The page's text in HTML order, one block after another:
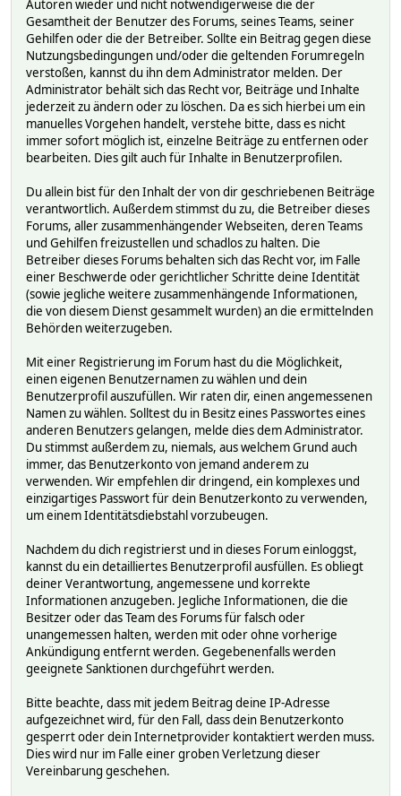
Autoren wieder und nicht notwendigerweise die der
Gesamtheit der Benutzer des Forums, seines Teams, seiner
Gehilfen oder die der Betreiber. Sollte ein Beitrag gegen diese
Nutzungsbedingungen und/oder die geltenden Forumregeln
verstoßen, kannst du ihn dem Administrator melden. Der
Administrator behält sich das Recht vor, Beiträge und Inhalte
jederzeit zu ändern oder zu löschen. Da es sich hierbei um ein
manuelles Vorgehen handelt, verstehe bitte, dass es nicht
immer sofort möglich ist, einzelne Beiträge zu entfernen oder
bearbeiten. Dies gilt auch für Inhalte in Benutzerprofilen.
Du allein bist für den Inhalt der von dir geschriebenen Beiträge
verantwortlich. Außerdem stimmst du zu, die Betreiber dieses
Forums, aller zusammenhängender Webseiten, deren Teams
und Gehilfen freizustellen und schadlos zu halten. Die
Betreiber dieses Forums behalten sich das Recht vor, im Falle
einer Beschwerde oder gerichtlicher Schritte deine Identität
(sowie jegliche weitere zusammenhängende Informationen,
die von diesem Dienst gesammelt wurden) an die ermittelnden
Behörden weiterzugeben.
Mit einer Registrierung im Forum hast du die Möglichkeit,
einen eigenen Benutzernamen zu wählen und dein
Benutzerprofil auszufüllen. Wir raten dir, einen angemessenen
Namen zu wählen. Solltest du in Besitz eines Passwortes eines
anderen Benutzers gelangen, melde dies dem Administrator.
Du stimmst außerdem zu, niemals, aus welchem Grund auch
immer, das Benutzerkonto von jemand anderem zu
verwenden. Wir empfehlen dir dringend, ein komplexes und
einzigartiges Passwort für dein Benutzerkonto zu verwenden,
um einem Identitätsdiebstahl vorzubeugen.
Nachdem du dich registrierst und in dieses Forum einloggst,
kannst du ein detailliertes Benutzerprofil ausfüllen. Es obliegt
deiner Verantwortung, angemessene und korrekte
Informationen anzugeben. Jegliche Informationen, die die
Besitzer oder das Team des Forums für falsch oder
unangemessen halten, werden mit oder ohne vorherige
Ankündigung entfernt werden. Gegebenenfalls werden
geeignete Sanktionen durchgeführt werden.
Bitte beachte, dass mit jedem Beitrag deine IP-Adresse
aufgezeichnet wird, für den Fall, dass dein Benutzerkonto
gesperrt oder dein Internetprovider kontaktiert werden muss.
Dies wird nur im Falle einer groben Verletzung dieser
Vereinbarung geschehen.